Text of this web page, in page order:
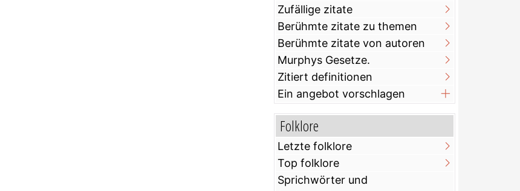
Zufällige zitate
Berühmte zitate zu themen
Berühmte zitate von autoren
Murphys Gesetze.
Zitiert definitionen
Ein angebot vorschlagen
Folklore
Letzte folklore
Top folklore
Sprichwörter und